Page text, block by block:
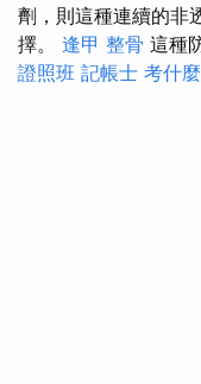
劑，則這種連續的非
擇。 逢甲 整骨 這種
證照班 記帳士 考什麼